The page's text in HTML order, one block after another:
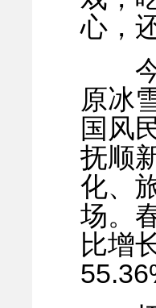
心，
今
原冰
国风
抚顺
化、
场。
比增